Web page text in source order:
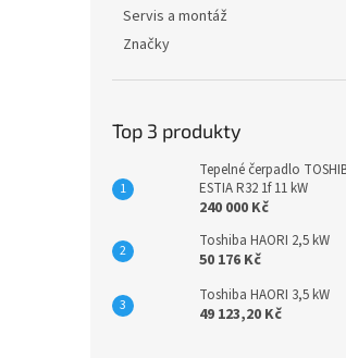
Servis a montáž
Značky
Top 3 produkty
Tepelné čerpadlo
ESTIA R32 1f 11 kW
240 000 Kč
Toshiba HAORI 2,5 kW
50 176 Kč
Toshiba HAORI 3,5 kW
49 123,20 Kč